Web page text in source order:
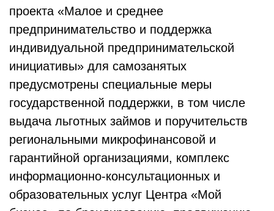
проекта «Малое и среднее
предпринимательство и поддержка
индивидуальной предпринимательской
инициативы» для самозанятых
предусмотрены специальные меры
государственной поддержки, в том числе
выдача льготных займов и поручительств
региональными микрофинансовой и
гарантийной организациями, комплекс
информационно-консультационных и
образовательных услуг Центра «Мой